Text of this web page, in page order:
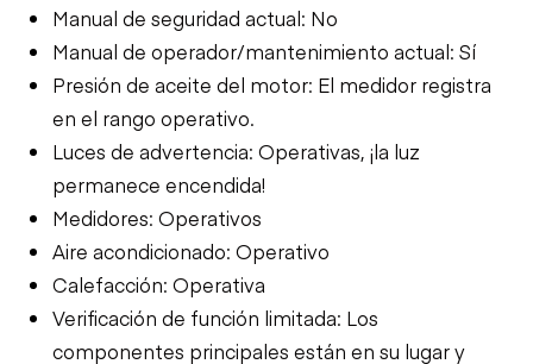
Manual de seguridad actual: No
Manual de operador/mantenimiento actual: Sí
Presión de aceite del motor: El medidor registra
en el rango operativo.
Luces de advertencia: Operativas, ¡la luz
permanece encendida!
Medidores: Operativos
Aire acondicionado: Operativo
Calefacción: Operativa
Verificación de función limitada: Los
componentes principales están en su lugar y